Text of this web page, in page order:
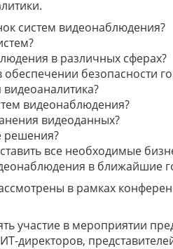
систем видеонаблюдения?
в различных сферах?
безопасности
видеонаблюдения?
видеоданных?
решения?
все необходимые
в ближайшие
в рамках
участие в мероприятии
директоров,